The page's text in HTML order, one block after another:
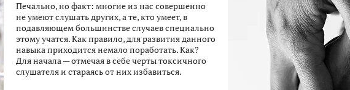
Печально, но факт: многие из нас совершенно
не умеют слушать других, а те, кто умеет, в
подавляющем большинстве случаев специально
этому учатся. Как правило, для развития данного
навыка приходится немало поработать. Как?
Для начала — отмечая в себе черты токсичного
слушателя и стараясь от них избавиться.